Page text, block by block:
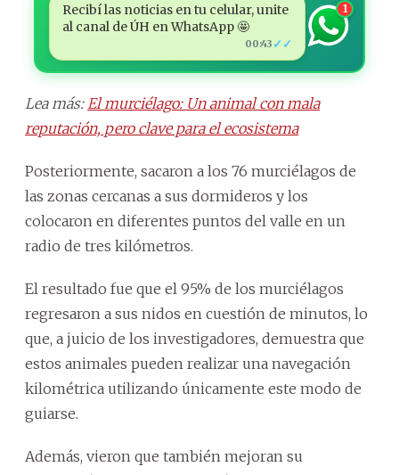
Recibí las noticias en tu celular, unite
al canal de ÚH en WhatsApp 🤩
00:43 ✓✓
1
Lea más: El murciélago: Un animal con mala
reputación, pero clave para el ecosistema
Posteriormente, sacaron a los 76 murciélagos de
las zonas cercanas a sus dormideros y los
colocaron en diferentes puntos del valle en un
radio de tres kilómetros.
El resultado fue que el 95% de los murciélagos
regresaron a sus nidos en cuestión de minutos, lo
que, a juicio de los investigadores, demuestra que
estos animales pueden realizar una navegación
kilométrica utilizando únicamente este modo de
guiarse.
Además, vieron que también mejoran su